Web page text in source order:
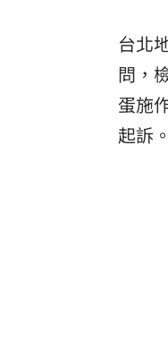
8國球
理想
台北
問，
蛋施
起訴。